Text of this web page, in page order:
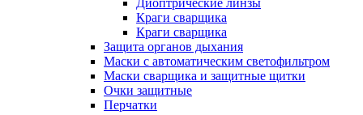
Диоптрические линзы
Краги сварщика
Краги сварщика
Защита органов дыхания
Маски с автоматическим светофильтром
Маски сварщика и защитные щитки
Очки защитные
Перчатки